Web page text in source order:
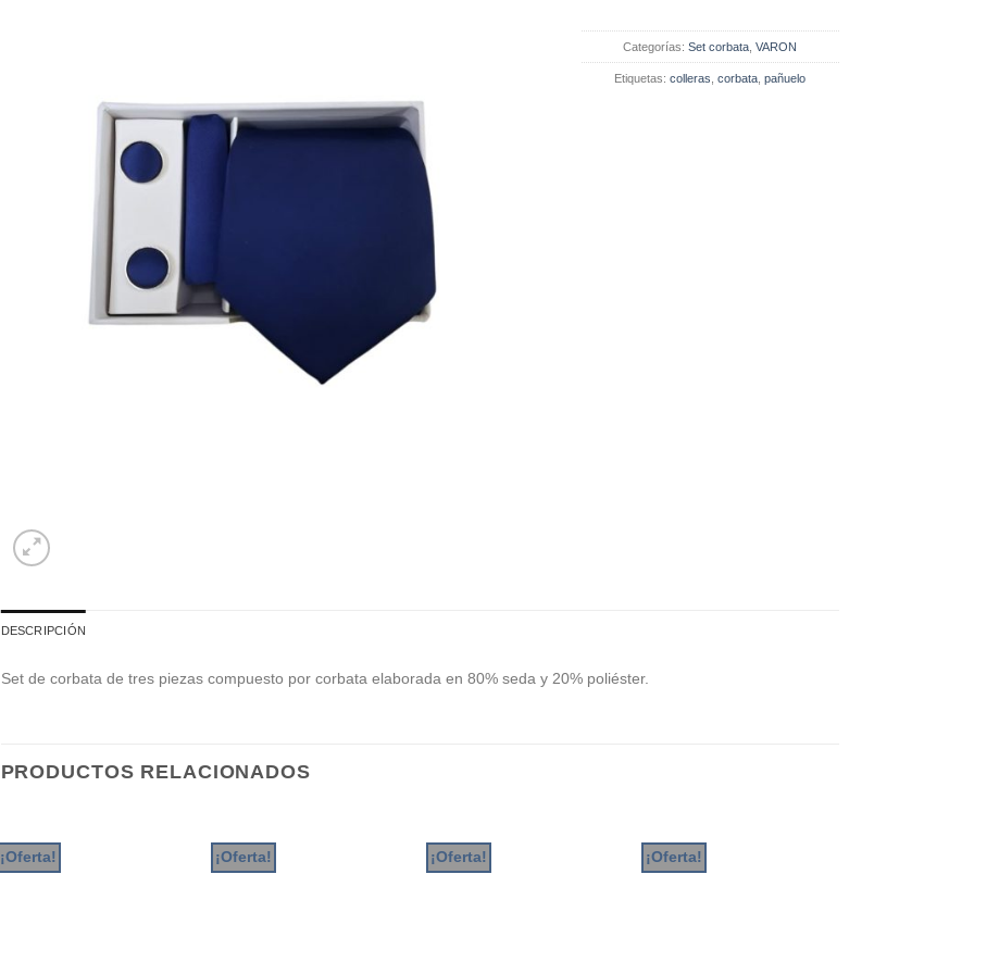
Categorías:Set corbata ,VARON
Etiquetas:colleras ,corbata ,pañuelo
DESCRIPCIÓN
Set de corbata de tres piezas compuesto por corbata elaborada en 80% seda y 20% poliéster.
PRODUCTOS RELACIONADOS
¡Oferta! ¡Oferta! ¡Oferta! ¡Oferta!